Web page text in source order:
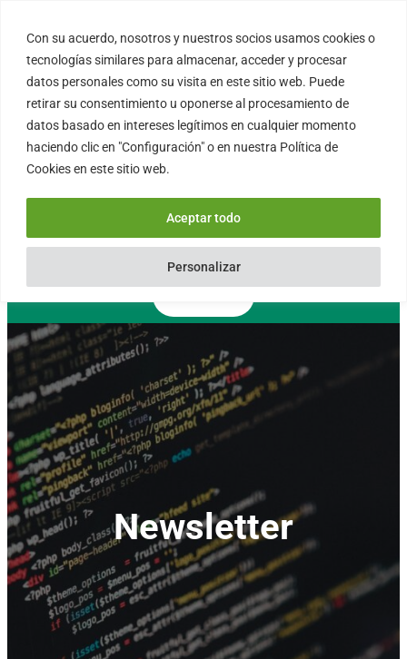
Con su acuerdo, nosotros y nuestros socios usamos cookies o
tecnologías similares para almacenar, acceder y procesar
datos personales como su visita en este sitio web. Puede
retirar su consentimiento u oponerse al procesamiento de
datos basado en intereses legítimos en cualquier momento
haciendo clic en "Configuración" o en nuestra Política de
Cookies en este sitio web.
Personalizar
Aceptar todo
contenido
FORTINUX.COM
08004 – Barcelona
Cataluña – España
info@fortinux.com
0034 – 644 79 25 79
Lun – Vie 9:00 AM a 6:00PM
Newsletter